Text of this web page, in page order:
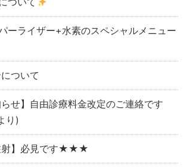
ーライザー+水素のスペシャルメニュー
ついて
らせ】自由診療料金改定のご連絡です
り)
射】必見です★★★